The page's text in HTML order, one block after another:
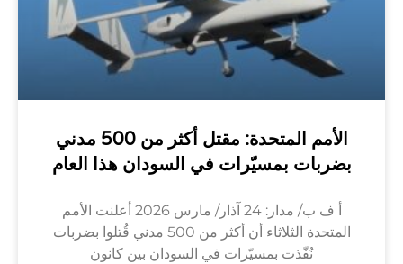
الأمم المتحدة: مقتل أكثر من 500 مدني
بضربات بمسيّرات في السودان هذا العام
أ ف ب/ مدار: 24 آذار/ مارس 2026 أعلنت الأمم
المتحدة الثلاثاء أن أكثر من 500 مدني قُتلوا بضربات
نُفّذت بمسيّرات في السودان بين كانون